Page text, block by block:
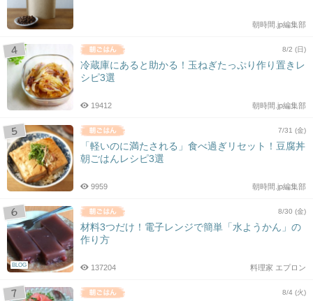
朝時間.jp編集部
8/2 (日)
冷蔵庫にあると助かる！玉ねぎたっぷり作り置きレ
シピ3選
朝時間.jp編集部
19412
7/31 (金)
「軽いのに満たされる」食べ過ぎリセット！豆腐丼
朝ごはんレシピ3選
朝時間.jp編集部
9959
BLOG
8/30 (金)
材料3つだけ！電子レンジで簡単「水ようかん」の
作り方
料理家 エプロン
137204
8/4 (火)